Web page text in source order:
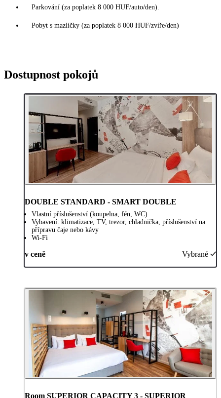
Parkování (za poplatek 8 000 HUF/auto/den).
Pobyt s mazlíčky (za poplatek 8 000 HUF/zvíře/den)
Dostupnost pokojů
DOUBLE STANDARD - SMART DOUBLE
Vlastní příslušenství (koupelna, fén, WC)
Vybavení: klimatizace, TV, trezor, chladnička, příslušenství na
přípravu čaje nebo kávy
Wi-Fi
v ceně Vybrané
Room SUPERIOR CAPACITY 3 - SUPERIOR